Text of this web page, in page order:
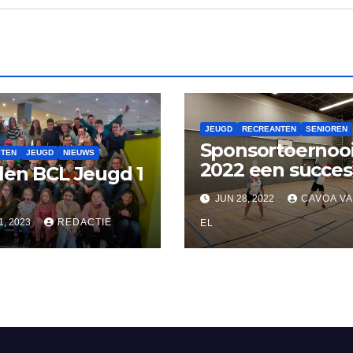
JEUGD NIEUWS
BCL Jeugd 1
2023 REDACTIE
JEUGD RECREANTEN SENIOREN
2022 een
JUN 28, 2022 CAVOA
EL